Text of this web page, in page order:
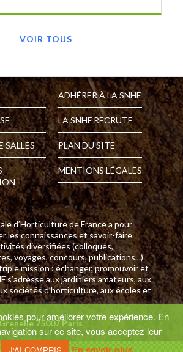
VOIR TOUS
SALLES
d’Horticulture de France a pour
les connaissances et savoir-faire
diversifiées (colloques,
voyages, concours, publications...)
mission : échanger, promouvoir et
s’adresse aux jardiniers amateurs, aux
sociétés d’horticulture, aux écoles et
75007 Paris
ADHÉRER À LA SNHF
LA SNHF RECRUTE
PLAN DU SITE
MENTIONS LÉGALES
pour améliorer votre expérience. En
sur ce site, vous acceptez leur